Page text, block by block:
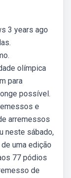
3 years ago
olímpica
para
possível.
e
arremessos
neste sábado,
uma edição
77 pódios
de